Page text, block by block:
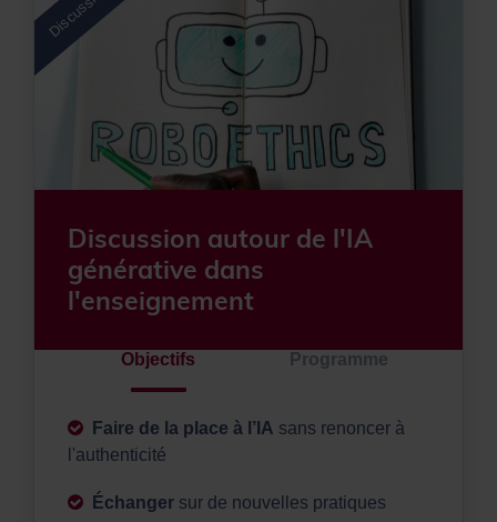
Discussion autour de l'IA
générative dans
l'enseignement
Objectifs Programme
Faire de la place à l’IA sans renoncer à
l'authenticité
Échanger sur de nouvelles pratiques